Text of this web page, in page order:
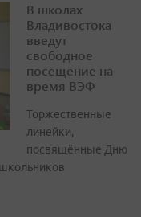
В школах
Владивостока
введут
свободное
посещение на
время ВЭФ
Торжественные
линейки,
посвящённые Дню
школьников